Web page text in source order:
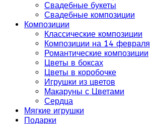
Свадебные букеты
Свадебные композиции
Композиции
Классические композиции
Композиции на 14 февраля
Романтические композиции
Цветы в боксах
Цветы в коробочке
Игрушки из цветов
Макаруны с Цветами
Сердца
Мягкие игрушки
Подарки